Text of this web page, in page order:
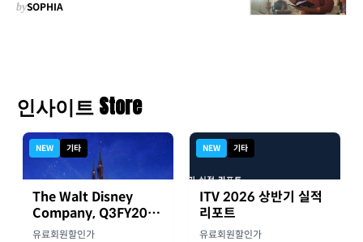
bySOPHIA
인사이트 Store
NEW 기타
The Walt Disney
Company, Q3FY2026
실적자료
유료회원할인가
NEW 기타
ITV 2026 상반기 실적
리포트
유료회원할인가